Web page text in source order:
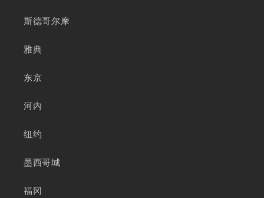
斯德哥尔摩
雅典
东京
河内
纽约
墨西哥城
福冈